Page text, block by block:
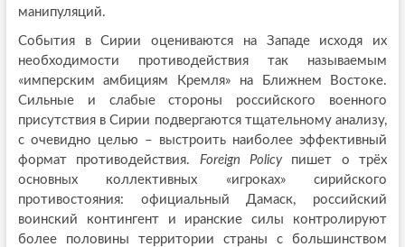
манипуляций.
События в Сирии оцениваются на Западе исходя их
необходимости противодействия так называемым
«имперским амбициям Кремля» на Ближнем Востоке.
Сильные и слабые стороны российского военного
присутствия в Сирии подвергаются тщательному анализу,
с очевидно целью – выстроить наиболее эффективный
формат противодействия. Foreign Policyпишет о трёх
основных коллективных «игроках» сирийского
противостояния: официальный Дамаск, российский
воинский контингент и иранские силы контролируют
более половины территории страны с большинством